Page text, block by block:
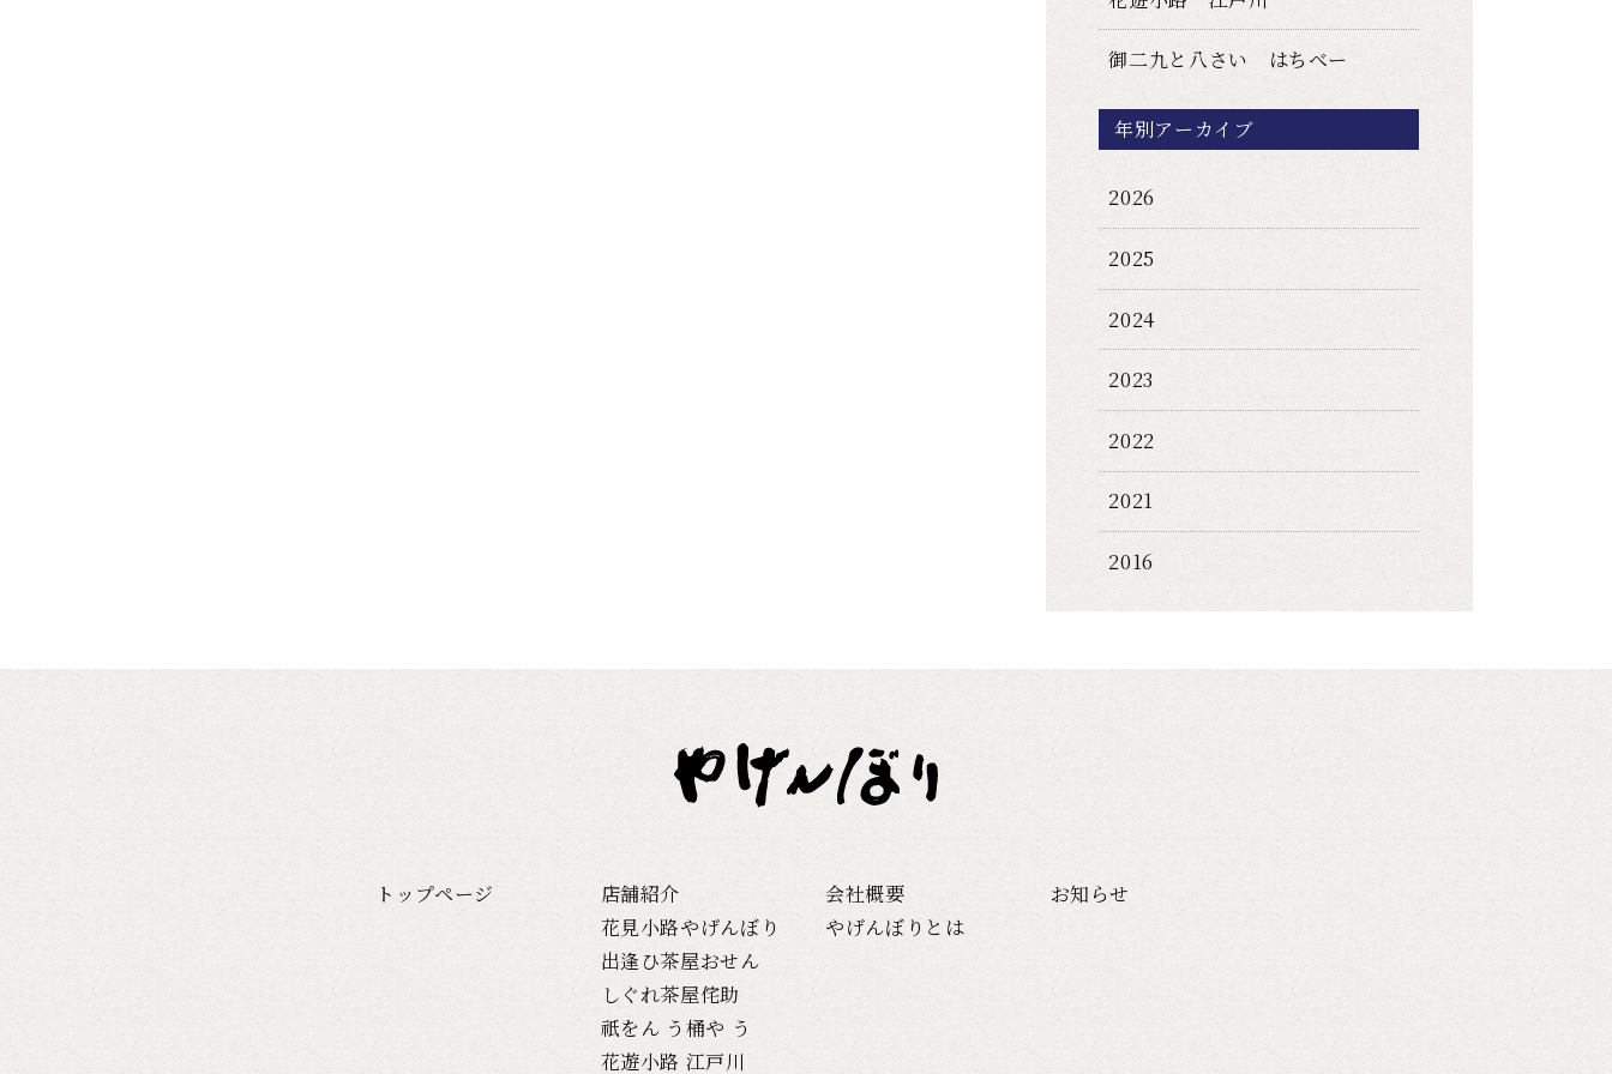
御二九と八さい はちべー
年別アーカイブ
2026
2025
2024
2023
2022
2021
2016
トップページ
店舗紹介
花見小路やげんぼり
出逢ひ茶屋おせん
しぐれ茶屋侘助
祇をん う桶や う
花遊小路 江戸川
会社概要
やげんぼりとは
お知らせ